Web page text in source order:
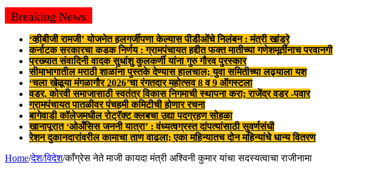
Breaking News
‘व्हीबीजी रामजी’ योजनेत हलगर्जीपणा केल्यास पीडीओंचे निलंबन : मंत्री खांड्रे
कर्नाटक सरकारचा कडक निर्णय : ग्रामपंचायत हद्दीत फक्त मातीच्या गणेशमूर्तींनाच परवानगी
प्रख्यात संवादिनी वादक सुधांशु कुलकर्णी यांना गुरु गौरव पुरस्कार
सीमाभागातील मराठी शाळांना पुस्तके देण्यास हालचाल; युवा समितीच्या लढ्याला यश
‘चला खेळूया मंगळागौर 2026’चा रंगतदार महोत्सव 8 व 9 ऑगस्टला
वडर, कोरवी समाजासाठी स्वतंत्र विकास निगमाची स्थापना करा; राजेंद्र वडर -पवार
ग्रामपंचायत पातळीवर पंचहमी कमिटीची होणार रचना
बागेवाडी कॉलेजमधील रोट्रॅक्ट क्लबचा उद्या पदग्रहण सोहळा
खानापूरात ‘ओअँसिस जननी यात्रा’ : वंध्यत्वग्रस्त दांपत्यांसाठी सुवर्णसंधी
रेशन दुकानदारांवरील कामाचा ताण वाढला; एका महिन्यातच दोन महिन्यांचे धान्य वितरण
Home/देश/विदेश/काँग्रेस नेते माजी कायदा मंत्री अश्विनी कुमार यांचा सदस्यत्वाचा राजीनामा